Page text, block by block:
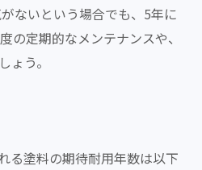
ないという場合でも、5年に
の定期的なメンテナンスや、
ょう。
る塗料の期待耐用年数は以下